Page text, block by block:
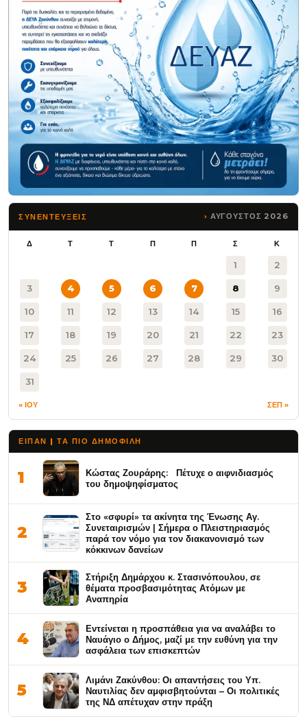
ΣΥΝΕΝΤΕΥΞΕΙΣ ΑΥΓΟΥΣΤΟΣ 2026
Δ Τ Τ Π Π Σ Κ
1 2
3 4 5 6 7 8 9
10 11 12 13 14 15 16
17 18 19 20 21 22 23
24 25 26 27 28 29 30
31
« ΙΟΥ ΣΕΠ »
ΕΙΠΑΝ | ΤΑ ΠΙΟ ΔΗΜΟΦΙΛΉ
1
Κώστας Ζουράρης: Πέτυχε ο αιφνιδιασμός
του δημοψηφίσματος
2
Στο «σφυρί» τα ακίνητα της Ένωσης Αγ.
Συνεταιρισμών | Σήμερα ο Πλειστηριασμός
παρά τον νόμο για τον διακανονισμό των
κόκκινων δανείων
3
Στήριξη Δημάρχου κ. Στασινόπουλου, σε
θέματα προσβασιμότητας Ατόμων με
Αναπηρία
4
Εντείνεται η προσπάθεια για να αναλάβει το
Ναυάγιο ο Δήμος, μαζί με την ευθύνη για την
ασφάλεια των επισκεπτών
5
Λιμάνι Ζακύνθου: Οι απαντήσεις του Υπ.
Ναυτιλίας δεν αμφισβητούνται – Οι πολιτικές
της ΝΔ απέτυχαν στην πράξη